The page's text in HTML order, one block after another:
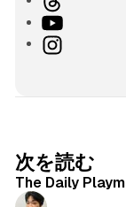
b
o
k
e
u
e
h
r
Y
o
e
I
g
r
a
次を読む
The Daily